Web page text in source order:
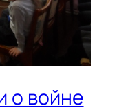
о войне